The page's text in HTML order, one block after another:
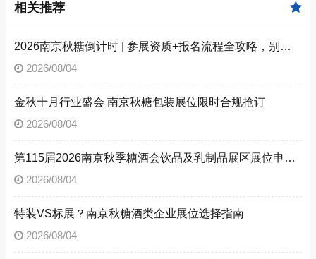
相关推荐
2026南京秋糖倒计时 | 参展资质+报名流程全攻略，别因手续不全错失良机（附材料清单）
2026/08/04
金秋十月行业盛会 南京秋糖包装展位限时合规抢订
2026/08/04
第115届2026南京秋季糖酒会饮品及乳制品展区展位申请技巧
2026/08/04
特装VS标展？南京秋糖酒类企业展位选择指南
2026/08/04